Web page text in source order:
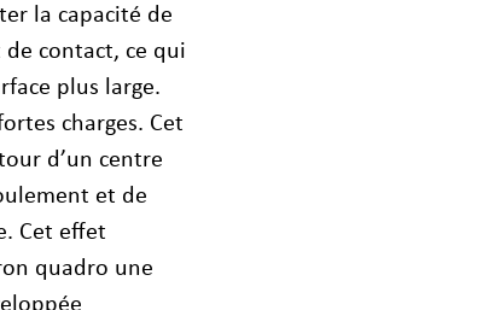
la capacité de
de contact, ce qui
plus large.
charges. Cet
d’un centre
et de
Cet effet
quadro une